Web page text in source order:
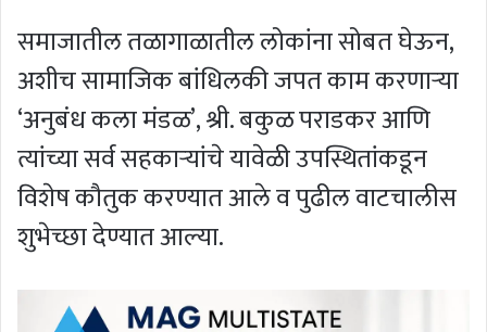
समाजातील तळागाळातील लोकांना सोबत घेऊन,
अशीच सामाजिक बांधिलकी जपत काम करणाऱ्या
‘अनुबंध कला मंडळ’, श्री. बकुळ पराडकर आणि
त्यांच्या सर्व सहकाऱ्यांचे यावेळी उपस्थितांकडून
विशेष कौतुक करण्यात आले व पुढील वाटचालीस
शुभेच्छा देण्यात आल्या.